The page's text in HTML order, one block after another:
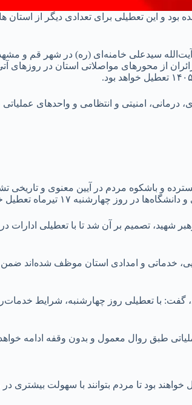
و این تعطیلی برای تعدادی دیگر از استان
آیت‌الله سیدعلی خامنه‌ای (ره) در شهر قم و
از محور‌های مواصلاتی استان در روز‌های
امنیتی و انتظامی و واحد‌های
و باشکوه مردم در آیین معنوی و تاریخی
۱۷ تیرماه تعطیل خواهند بود.
شهید، تصمیم بر آن شد تا با تعطیلی ادارات
خدماتی و امدادی استان موظف شده‌اند
عبور خواهند کرد، گفت: با تعطیلی روز چهارشنبه، شرایط
طبق روال معمول و بدون وقفه ادامه
بود تا مردم بتوانند با سهولت بیشتری